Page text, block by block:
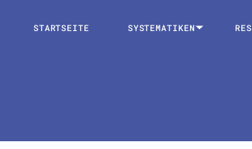
STARTSEITE SYSTEMATIKEN